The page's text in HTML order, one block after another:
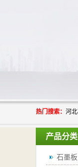
热门搜索：
产品分类
石墨板